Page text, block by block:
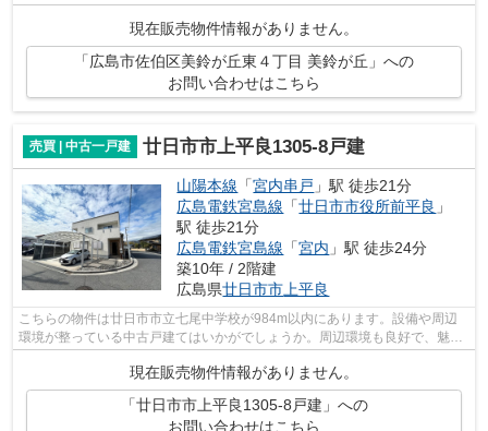
現在販売物件情報がありません。
「広島市佐伯区美鈴が丘東４丁目 美鈴が丘」への
お問い合わせはこちら
売買 | 中古一戸建 廿日市市上平良1305-8戸建
山陽本線 「宮内串戸 」駅 徒歩21分
広島電鉄宮島線 「廿日市市役所前平良 」
駅 徒歩21分
広島電鉄宮島線 「宮内 」駅 徒歩24分
築10年 / 2階建
広島県廿日市市 上平良
こちらの物件は廿日市市立七尾中学校が984m以内にあります。設備や周辺
環境が整っている中古戸建てはいかがでしょうか。周辺環境も良好で、魅力
的な住環境のある、平成27年9月築の物件...
現在販売物件情報がありません。
「廿日市市上平良1305-8戸建」への
お問い合わせはこちら